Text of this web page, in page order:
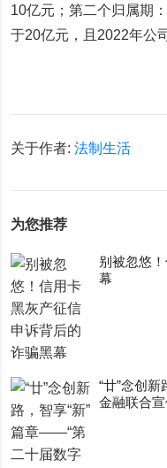
10亿元；第二个归属期
于20亿元，且2022年公
关于作者:法制生活
为您推荐
别被忽悠
幕
“廿”念创
金融联合